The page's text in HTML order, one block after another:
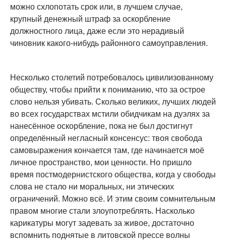
можно схлопотать срок или, в лучшем случае,
крупный денежный штраф за оскорбление
должностного лица, даже если это нерадивый
чиновник какого-нибудь районного самоуправления.
Несколько столетий потребовалось цивилизованному
обществу, чтобы прийти к пониманию, что за острое
слово нельзя убивать. Сколько великих, лучших людей
во всех государствах мстили обидчикам на дуэлях за
нанесённое оскорбление, пока не был достигнут
определённый негласный консенсус: твоя свобода
самовыражения кончается там, где начинается моё
личное пространство, мои ценности. Но пришло
время постмодернистского общества, когда у свободы
слова не стало ни моральных, ни этических
ограничений. Можно всё. И этим своим сомнительным
правом многие стали злоупотреблять. Насколько
карикатуры могут задевать за живое, достаточно
вспомнить поднятые в литовской прессе волны